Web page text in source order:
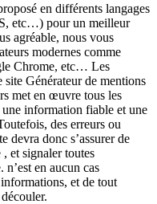
en différents langages
etc…) pour un meilleur
agréable, nous vous
modernes comme
Chrome, etc… Les
site Générateur de mentions
met en œuvre tous les
information fiable et une
des erreurs ou
devra donc s’assurer de
et signaler toutes
en aucun cas
et de tout